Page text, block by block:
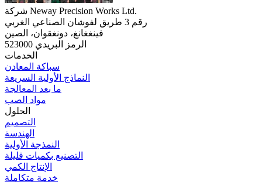
شركة Neway Precision Works Ltd.
رقم 3 طريق لفوشان الصناعي الغربي
فينغغانغ، دونغقوان، الصين
الرمز البريدي 523000
الخدمات
سباكة المعادن
النماذج الأولية السريعة
ما بعد المعالجة
مواد الصب
الحلول
التصميم
الهندسة
النمذجة الأولية
التصنيع بكميات قليلة
الإنتاج الكمي
خدمة متكاملة